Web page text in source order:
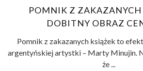
POMNIK Z ZAKAZANYCH
DOBITNY OBRAZ
Pomnik z zakazanych książek to
argentyńskiej artystki – Marty Minujin.
że ...